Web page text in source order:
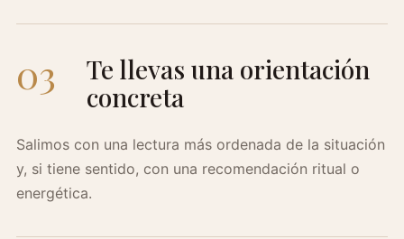
03
Te llevas una orientación
concreta
Salimos con una lectura más ordenada de la situación
y, si tiene sentido, con una recomendación ritual o
energética.